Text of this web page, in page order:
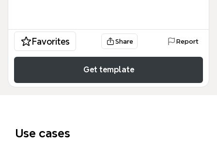
Favorites Share Report
Get template
Use cases